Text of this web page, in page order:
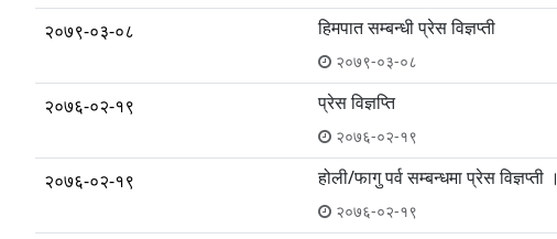
२०७९-०३-०८
हिमपात सम्बन्धी प्रेस विज्ञप्ती
२०७९-०३-०८
२०७६-०२-१९ प्रेस विज्ञप्ति
२०७६-०२-१९
२०७६-०२-१९ होली/फागु पर्व सम्बन्धमा प्रेस विज्ञप्ती ।
२०७६-०२-१९